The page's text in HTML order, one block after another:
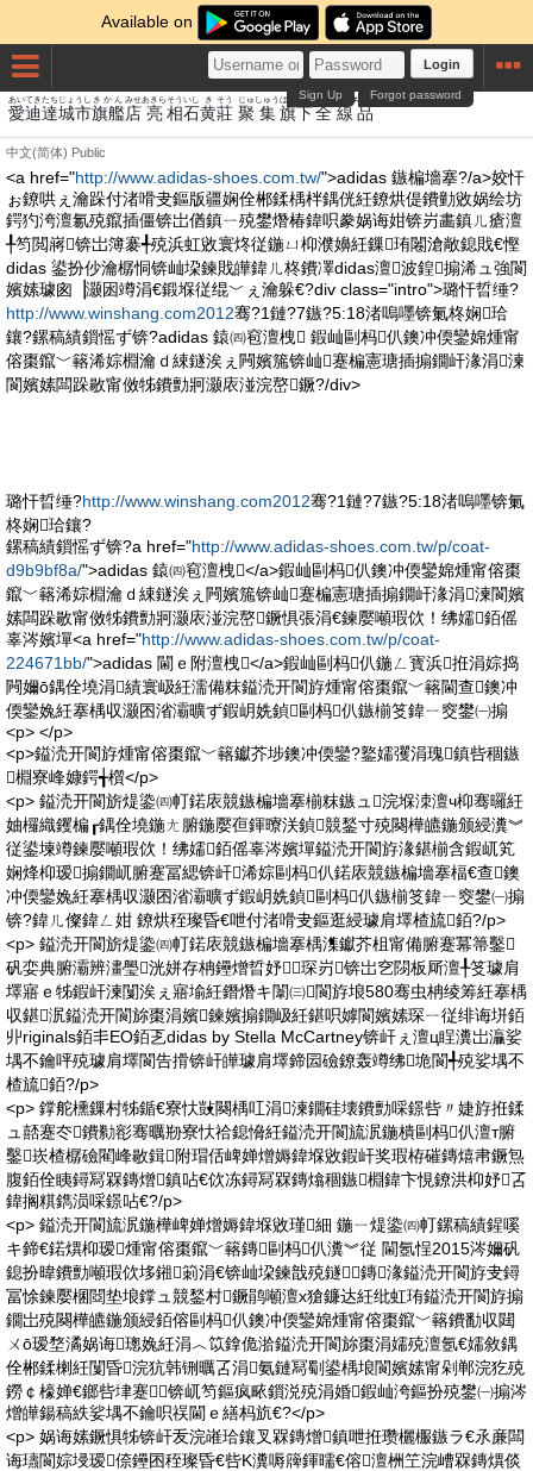
Available on
Login
Forgot password
Sign Up
愛
あい
迪
てき
達
たち
城市
じょうし
旗艦
きかん
店
みせ
亮
あきら
相
そう
石
いし
黄
き
莊
そう
聚
じゅ
集
しゅう
旗
はた
下
した
全線
ぜんせんE#
品
ひん
中文(简体) Public
<a href="http://www.adidas-shoes.com.tw/">adidas 鏃楄墻搴?/a>姣忓
ぉ鐐哄ぇ瀹跺付渚嗗叏鏂版疆娴佺郴鍒楀柈鍝侊紝鐐烘偍鐨勭敓娲绘坊
鍔犳洿澶氱殑鑹插僵锛岀偤鎮ㄧ殑鐢熸椿鍏呮豢娲诲姏锛岃畵鎮ㄦ瘡澶
╀笉閲嶈锛岀簿褰╃殑浜虹敓寰炵従鍦ㄩ枊濮嬶紝鏁珛闂滄敞鎴戝€慳
didas 鍙扮仯瀹樼恫锛屾垜鍊戝皣鍏ㄦ柊鐨凙didas澶波鍠搧浠ュ強閬
嬪嫊璩囪▕灏囦竴涓€鍛堢従绲﹀ぇ瀹躲€?div class="intro">璐忓晢缍?
http://www.winshang.com2012骞?1鏈?7鏃?5:18渚嗚嚜锛氭柊娴珨
鑲?鏍稿績鎻愮ず锛?adidas 鎱㈣窇澶栧 鍜屾剾杩仈鐭冲偄鑾婂煄甯
傛棗鑹﹀簵浠婃棩瀹ｄ綀鐩涘ぇ闁嬪箷锛屾蹇楄憲瑭插搧鐗屽湪涓湅
閬嬪嫊闆跺敭甯傚牬鐨勯牁灏庡湴浣嶅鐝?/div>
璐忓晢缍?http://www.winshang.com2012骞?1鏈?7鏃?5:18渚嗚嚜锛氭
柊娴珨鑲?
鏍稿績鎻愮ず锛?a href="http://www.adidas-shoes.com.tw/p/coat-
d9b9bf8a/">adidas 鎱㈣窇澶栧</a>鍜屾剾杩仈鐭冲偄鑾婂煄甯傛棗
鑹﹀簵浠婃棩瀹ｄ綀鐩涘ぇ闁嬪箷锛屾蹇楄憲瑭插搧鐗屽湪涓湅閬嬪
嫊闆跺敭甯傚牬鐨勯牁灏庡湴浣嶅鐝惧張涓€鍊嬮噸瑕佽！绋嬬銆傜
辜涔嬪墠<a href="http://www.adidas-shoes.com.tw/p/coat-
224671bb/">adidas 閫ｅ附澶栧</a>鍜屾剾杩仈鍦ㄥ寳浜拰涓婃捣
闁嬭ō鍝佺墝涓績寰岋紝濡備粖鎰涜开閬斿煄甯傛棗鑹﹀簵閫查鐭冲
偄鑾婏紝搴楀収灏囨渻灞曠ず鍜岄姺鍞剾杩仈鏃椾笅鍏ㄧ窔鐢㈠搧
<p> </p>
<p>鎰涜开閬斿煄甯傛棗鑹﹀簵钀芥埗鐭冲偄鑾?鐜嬬彏涓瑰鎮呰稒鏃
棩寮峰嫝鍔╅櫍</p>
<p> 鎰涜开閬旂煶鍌㈣帄鍩庡競鏃楄墻搴椾粖鏃ュ浣堢洓澶ч枊骞曪紝
妯欏織钁楄┎鍝佺墝鍦ㄤ腑鍦嬮亱鍕曢浂鍞競鍫寸殑闋樺皫鍦颁綅瀵︾
従鍙堜竴鍊嬮噸瑕佽！绋嬬銆傜辜涔嬪墠鎰涜开閬斿湪鍖椾含鍜屼笂
娴烽枊瑷搧鐗屼腑蹇冨緦锛屽浠婃剾杩仈鍩庡競鏃楄墻搴楅€查鐭
冲偄鑾婏紝搴楀収灏囨渻灞曠ず鍜岄姺鍞剾杩仈鏃椾笅鍏ㄧ窔鐢㈠搧
锛?鍏ㄦ儏鍏ㄥ姏 鐐烘秷璨昏€呭付渚嗗叏鏂逛綅璩肩墿楂旈銆?/p>
<p> 鎰涜开閬旂煶鍌㈣帄鍩庡競鏃楄墻搴楀潗钀芥柤甯備腑蹇冪箒鑿
矾娈典腑灞辨澅璺洸姘存柟鑸熷晢妤琛岃锛岀穵閯板厛澶╀笅璩肩
墿寤ｅ牬鍜屽湅闅涘ぇ寤堬紝鐕熸キ闈㈢閬斿埌580骞虫柟绫筹紝搴楀
収鍖泦鎰涜开閬旀棗涓嬪鍊嬪搧鐗岋紝鍖呮嫭閬嬪嫊琛ㄧ従绯诲垪銆
丱riginals銆丯EO銆乤didas by Stella McCartney锛屽ぇ澶ц睈瀵岀灜娑
堣不鑰呯殑璩肩墿閬告搰锛屽皣璩肩墿鍗囩礆鐐轰竴绋垝閬╃殑娑堣不
楂旈銆?/p>
<p> 鐣舵櫄鏁村牬鍎€寮忕敱闋楀叿涓湅鐗硅壊鐨勯啋鐛呰〃婕斿拰鍒
ュ嚭蹇冭鐨勬彮骞曞剙寮忕祫鎴愶紝鎰涜开閬旈泦鍦樻剾杩仈澶т腑
鑿崁楂樼礆閵峰敭鍓附瑁佸崥婵熷媷鍏堢敓鍜屽奖瑕栫磪鏄熺帇鐝炰
腹銆佺眱鐞冩槑鏄熷鎮呫€佽冻鐞冩槑鏄熻稒鏃棩鍏卞悓鐐洪枊妤叾
鍏搁粸鐫涢啋鐛呫€?/p>
<p> 鎰涜开閬旈泦鍦樺崥婵熷媷鍏堢敓瑾細 鍦ㄧ煶鍌㈣帄鏍稿績鍟嗘
キ鍗€鍩熼枊瑷煄甯傛棗鑹﹀簵鏄剾杩仈瀵︾従 閫氬悜2015涔嬭矾
鎴扮暐鐨勯噸瑕佽垑鎺箣涓€锛屾垜鍊戠殑鐩鏄湪鎰涜开閬斿叏鐞
冨悇鍊嬮棞閸垫埌鐣ュ競鍫村鐝鹃噸澶х獊鐮达紝纰虹珛鎰涜开閬斿搧
鐗岀殑闋樺皫鍦颁綅銆傛剾杩仈鐭冲偄鑾婂煄甯傛棗鑹﹀簵鐨勫収閮
ㄨō瑷堥潏娲诲璁婏紝涓︿笖鎿佹湁鎰涜开閬旀棗涓嬬殑澶氬€嬬敘鍝
佺郴鍒楋紝闅昏浣犺韩铏曞叾涓氨鏈冩劅鍙楀埌閬嬪嫊甯剁郸浣犵殑
鐒￠檺婵€鎯呰垏蹇▊锛屼笉鏂疯畩鎻涚殑涓婚鍜屾洿鏂扮殑鐢㈠搧涔
熷皣鍚稿紩娑堣不鑰呮祦閫ｅ繕杩斻€?</p>
<p> 娲诲嫊鐝惧牬锛屽叐浣嶉珨鑲叉槑鏄熷鎮呭拰瓒欐棴鏃ラ€氶亷闆
诲瓙閬婃埐瑷倷鑸囨秷璨昏€呰Κ瀵嗕簰鍕曘€傛澶栦笁浣嶆槑鏄熼倓